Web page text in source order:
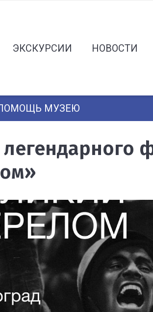
ЭКСКУРСИИ НОВОСТИ
МУЗЕЮ
легендарного